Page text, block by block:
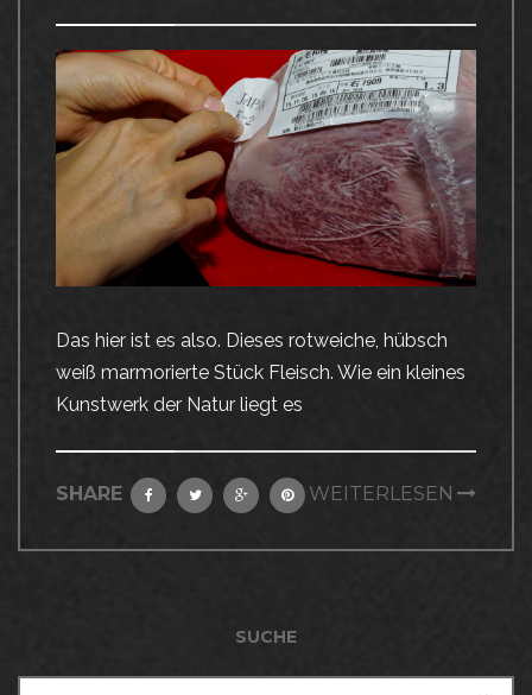
Das hier ist es also. Dieses rotweiche, hübsch
weiß marmorierte Stück Fleisch. Wie ein kleines
Kunstwerk der Natur liegt es
SHARE WEITERLESEN
SUCHE